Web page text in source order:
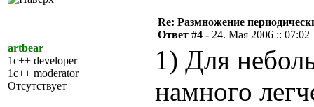
artbear
1c++ developer
1c++ moderator
Отсутствует
Re: Размножение
Ответ #4 - 24. Мая 2006 :: 07:02
1) Для
намного